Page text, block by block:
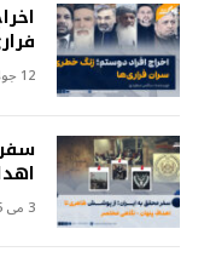
12 جولای 2024
3 می 2025